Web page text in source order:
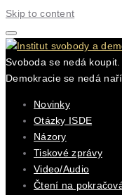
Skip to content
Svoboda se nedá
Demokracie se nedá
Novinky
Otázky ISDE
Názory
Tiskové zprávy
Video/Audio
Čtení na